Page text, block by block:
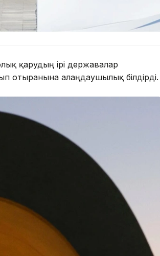
қарудың ірі державалар
отырғанына алаңдаушылық білдірді.